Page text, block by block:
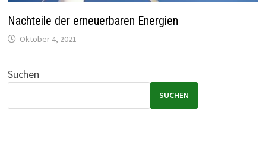
Nachteile der erneuerbaren Energien
Oktober 4, 2021
Suchen
SUCHEN